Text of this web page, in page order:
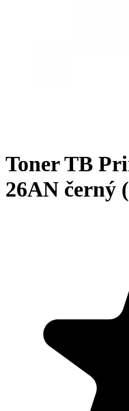
Toner TB
26AN černý